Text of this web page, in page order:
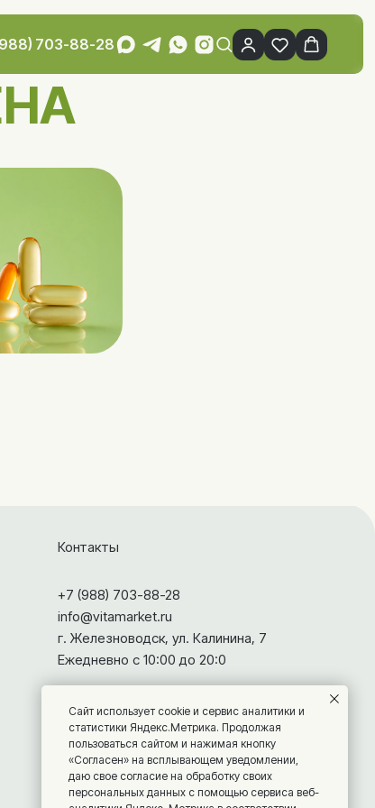
703-88-28
Контакты
+7 (988) 703-88-28
info@vitamarket.ru
г. Железноводск, ул. Калинина, 7
Ежедневно с 10:00 до 20:0
Сайт использует cookie и сервис аналитики и
статистики Яндекс.Метрика. Продолжая
пользоваться сайтом и нажимая кнопку
«Согласен» на всплывающем уведомлении,
даю свое согласие на обработку своих
персональных данных с помощью сервиса веб-